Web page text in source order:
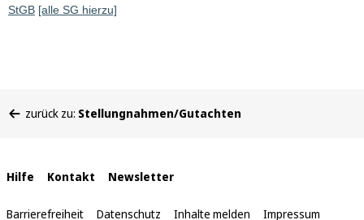
StGB [alle SG hierzu]
befinden
zurück zu: Stellungnahmen/Gutachten
Interne
Links
Hilfe Kontakt Newsletter
Barrierefreiheit Datenschutz Inhalte melden Impressum